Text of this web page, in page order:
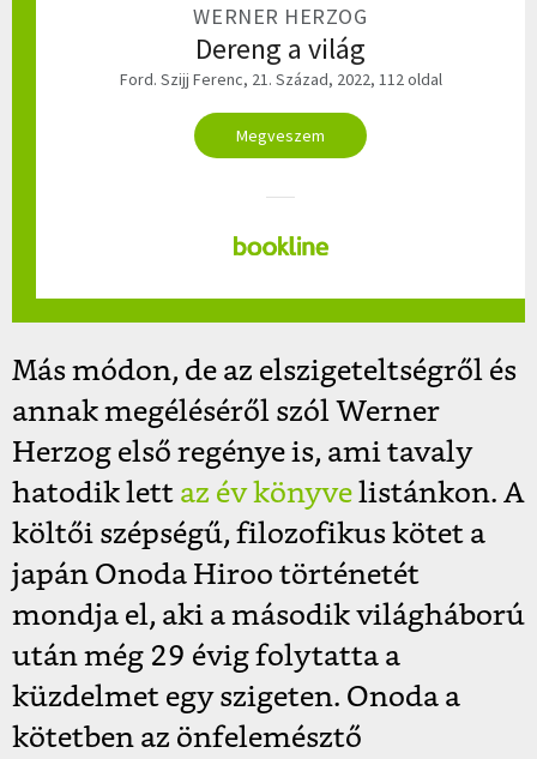
WERNER HERZOG
Dereng a világ
Ford. Szijj Ferenc, 21. Század, 2022, 112 oldal
Megveszem
Más módon, de az elszigeteltségről és
annak megéléséről szól Werner
Herzog első regénye is, ami tavaly
hatodik lett az év könyve listánkon. A
költői szépségű, filozofikus kötet a
japán Onoda Hiroo történetét
mondja el, aki a második világháború
után még 29 évig folytatta a
küzdelmet egy szigeten. Onoda a
kötetben az önfelemésztő